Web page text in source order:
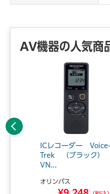
AV機器の人気商
ICレコーダー
Trek （ブラック）
VN...
オリンパス
前へ